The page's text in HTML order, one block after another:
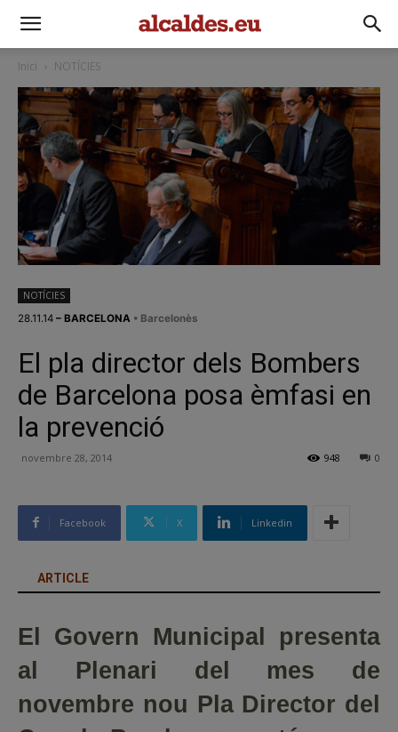
Inici NOTÍCIES
NOTÍCIES
28.11.14 – BARCELONA • Barcelonès
El pla director dels Bombers
de Barcelona posa èmfasi en
la prevenció
novembre 28, 2014 0
948
Facebook X Linkedin
ARTICLE
El Govern Municipal presenta
al Plenari del mes de
novembre nou Pla Director del